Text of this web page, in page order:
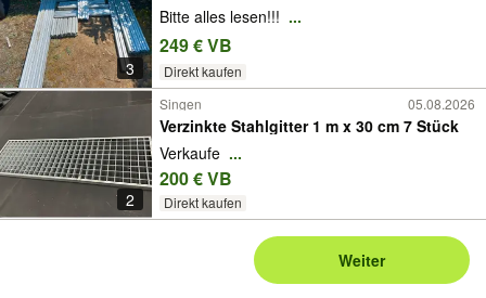
3
Bitte alles lesen!!! ...
249 € VB
Direkt kaufen
2
Singen 05.08.2026
Verzinkte Stahlgitter 1 m x 30 cm 7 Stück
Verkaufe ...
200 € VB
Direkt kaufen
Weiter